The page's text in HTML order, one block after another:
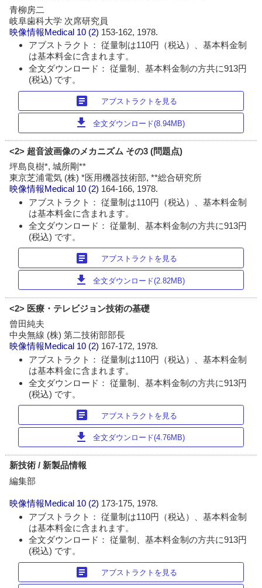
青柳房二
岐阜歯科大学 次席研究員
映像情報Medical 10 (2) 153-162, 1978.
アブストラクト： 従量制は110円（税込）、基本料金制
は基本料金に含まれます。
全文ダウンロード： 従量制、基本料金制の方共に913円
(税込) です。
article アブストラクトを見る
download 全文ダウンロード(8.94MB)
<2> 超音波画像のメカニズム その3 (問題点)
坪島良樹*, 城所剛**
東京芝浦電気 (株) *医用機器技術部, **総合研究所
映像情報Medical 10 (2) 164-166, 1978.
アブストラクト： 従量制は110円（税込）、基本料金制
は基本料金に含まれます。
全文ダウンロード： 従量制、基本料金制の方共に913円
(税込) です。
article アブストラクトを見る
download 全文ダウンロード(2.82MB)
<2> 医療・テレビジョン技術の基礎
曾田純夫
中央無線 (株) 第二技術部部長
映像情報Medical 10 (2) 167-172, 1978.
アブストラクト： 従量制は110円（税込）、基本料金制
は基本料金に含まれます。
全文ダウンロード： 従量制、基本料金制の方共に913円
(税込) です。
article アブストラクトを見る
download 全文ダウンロード(4.76MB)
新技術 / 新製品情報
編集部
映像情報Medical 10 (2) 173-175, 1978.
アブストラクト： 従量制は110円（税込）、基本料金制
は基本料金に含まれます。
全文ダウンロード： 従量制、基本料金制の方共に913円
(税込) です。
article アブストラクトを見る